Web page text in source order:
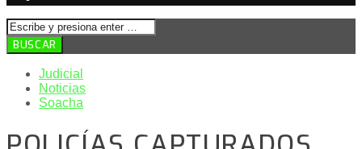
Judicial
Noticias
Soacha